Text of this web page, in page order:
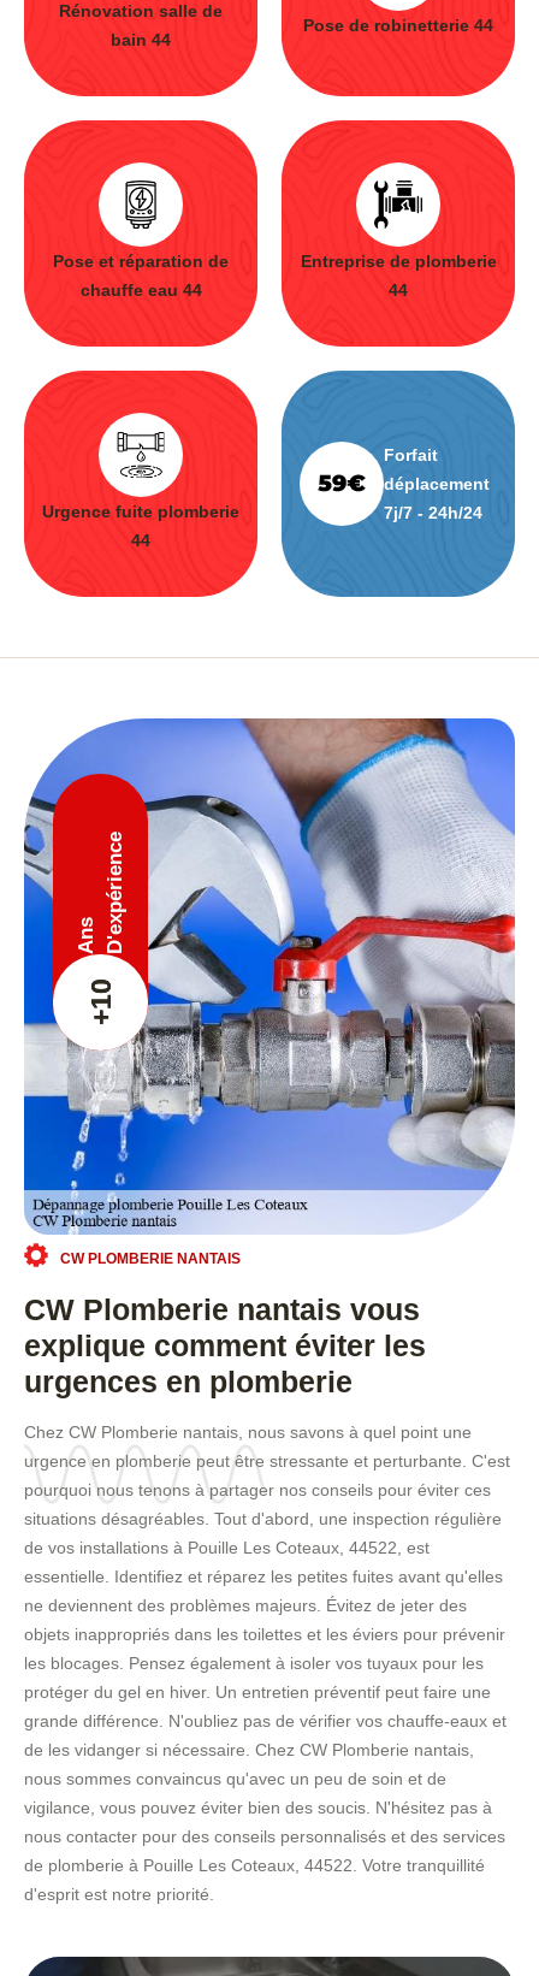
Rénovation salle de
bain 44
Pose de robinetterie 44
Pose et réparation de
chauffe eau 44
Entreprise de plomberie
44
Urgence fuite plomberie
44
Forfait
déplacement
7j/7 - 24h/24
+10
Ans D'expérience
CW PLOMBERIE NANTAIS
CW Plomberie nantais vous
explique comment éviter les
urgences en plomberie
Chez CW Plomberie nantais, nous savons à quel point une
urgence en plomberie peut être stressante et perturbante. C'est
pourquoi nous tenons à partager nos conseils pour éviter ces
situations désagréables. Tout d'abord, une inspection régulière
de vos installations à Pouille Les Coteaux, 44522, est
essentielle. Identifiez et réparez les petites fuites avant qu'elles
ne deviennent des problèmes majeurs. Évitez de jeter des
objets inappropriés dans les toilettes et les éviers pour prévenir
les blocages. Pensez également à isoler vos tuyaux pour les
protéger du gel en hiver. Un entretien préventif peut faire une
grande différence. N'oubliez pas de vérifier vos chauffe-eaux et
de les vidanger si nécessaire. Chez CW Plomberie nantais,
nous sommes convaincus qu'avec un peu de soin et de
vigilance, vous pouvez éviter bien des soucis. N'hésitez pas à
nous contacter pour des conseils personnalisés et des services
de plomberie à Pouille Les Coteaux, 44522. Votre tranquillité
d'esprit est notre priorité.